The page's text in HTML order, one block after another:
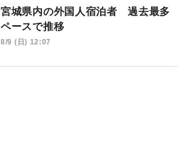
宮城県内の外国人宿泊者 過去最多
ペースで推移
8/9 (日) 12:07